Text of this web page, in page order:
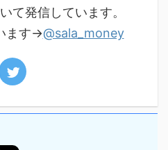
て発信しています。
ます→@sala_money